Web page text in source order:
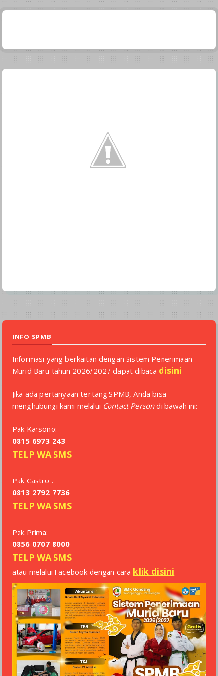
INFO SPMB
Informasi yang berkaitan dengan Sistem Penerimaan
Murid Baru tahun 2026/2027 dapat dibaca disini
Jika ada pertanyaan tentang SPMB, Anda bisa
menghubungi kami melalui Contact Persondi bawah ini:
Pak Karsono:
0815 6973 243
TELP WA SMS
Pak Castro :
0813 2792 7736
TELP WA SMS
Pak Prima:
0856 0707 8000
TELP WA SMS
atau melalui Facebook dengan cara klik disini